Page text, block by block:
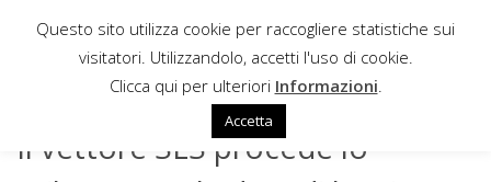
Sotto il contenuto
Il vettore SLS procede lo
Questo sito utilizza cookie per raccogliere statistiche sui
visitatori. Utilizzandolo, accetti l'uso di cookie.
Clicca qui per ulteriori Informazioni
Accetta